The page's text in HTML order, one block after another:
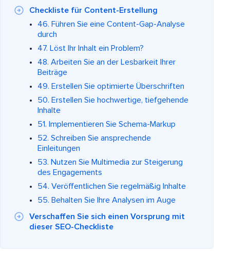
Checkliste für Content-Erstellung
46. Führen Sie eine Content-Gap-Analyse
durch
47. Löst Ihr Inhalt ein Problem?
48. Arbeiten Sie an der Lesbarkeit Ihrer
Beiträge
49. Erstellen Sie optimierte Überschriften
50. Erstellen Sie hochwertige, tiefgehende
Inhalte
51. Implementieren Sie Schema-Markup
52. Schreiben Sie ansprechende
Einleitungen
53. Nutzen Sie Multimedia zur Steigerung
des Engagements
54. Veröffentlichen Sie regelmäßig Inhalte
55. Behalten Sie Ihre Analysen im Auge
Verschaffen Sie sich einen Vorsprung mit
dieser SEO-Checkliste